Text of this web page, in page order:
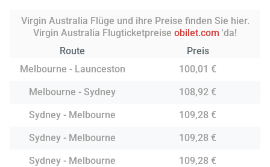
Virgin Australia Flüge und ihre Preise finden Sie hier.
Virgin Australia Flugticketpreise obilet.com 'da!
Route
Preis
Melbourne - Launceston
100,01 €
Melbourne - Sydney
108,92 €
Sydney - Melbourne
109,28 €
Sydney - Melbourne
109,28 €
Sydney - Melbourne
109,28 €